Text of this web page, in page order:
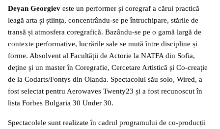
Deyan Georgiev este un performer și coregraf a cărui practică
leagă arta și știința, concentrându-se pe întruchipare, stările de
transă și atmosfera coregrafică. Bazându-se pe o gamă largă de
contexte performative, lucrările sale se mută între discipline și
forme. Absolvent al Facultății de Actorie la NATFA din Sofia,
deține și un master în Coregrafie, Cercetare Artistică și Co-creație
de la Codarts/Fontys din Olanda. Spectacolul său solo, Wired, a
fost selectat pentru Aerowaves Twenty23 și a fost recunoscut în
lista Forbes Bulgaria 30 Under 30.
Spectacolele sunt realizate în cadrul programului de co-producții